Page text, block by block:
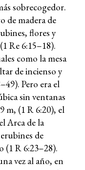
sobrecogedor.
de madera de
flores y
Re 6:15–18).
como la mesa
de incienso y
Pero era el
sin ventanas
m, (1 R 6:20), el
Arca de la
de
(1 R 6:23–28).
vez al año, en